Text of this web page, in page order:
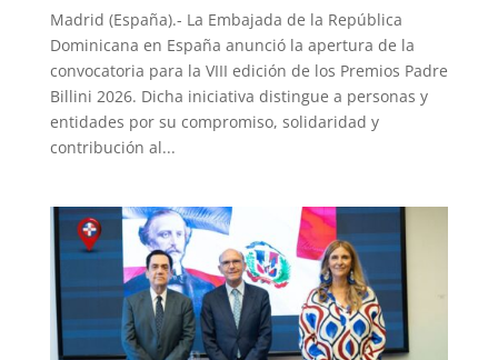
Madrid (España).- La Embajada de la República
Dominicana en España anunció la apertura de la
convocatoria para la VIII edición de los Premios Padre
Billini 2026. Dicha iniciativa distingue a personas y
entidades por su compromiso, solidaridad y
contribución al...